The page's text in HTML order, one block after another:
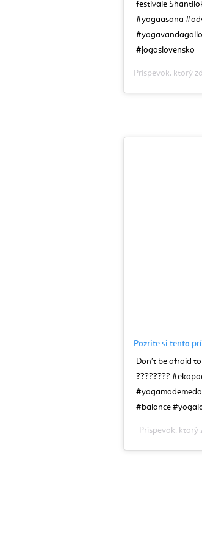
festivale
#yogaasana
#jogaslovensko
Príspevok, ktorý
Pozrite si tento
Don’t be afraid
????????
#balance
Príspevok, ktorý